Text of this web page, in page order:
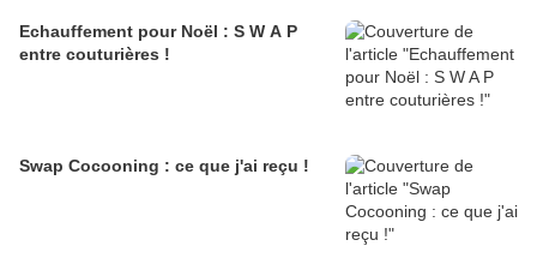
Echauffement pour Noël : S W A P
entre couturières !
Swap Cocooning : ce que j'ai reçu !